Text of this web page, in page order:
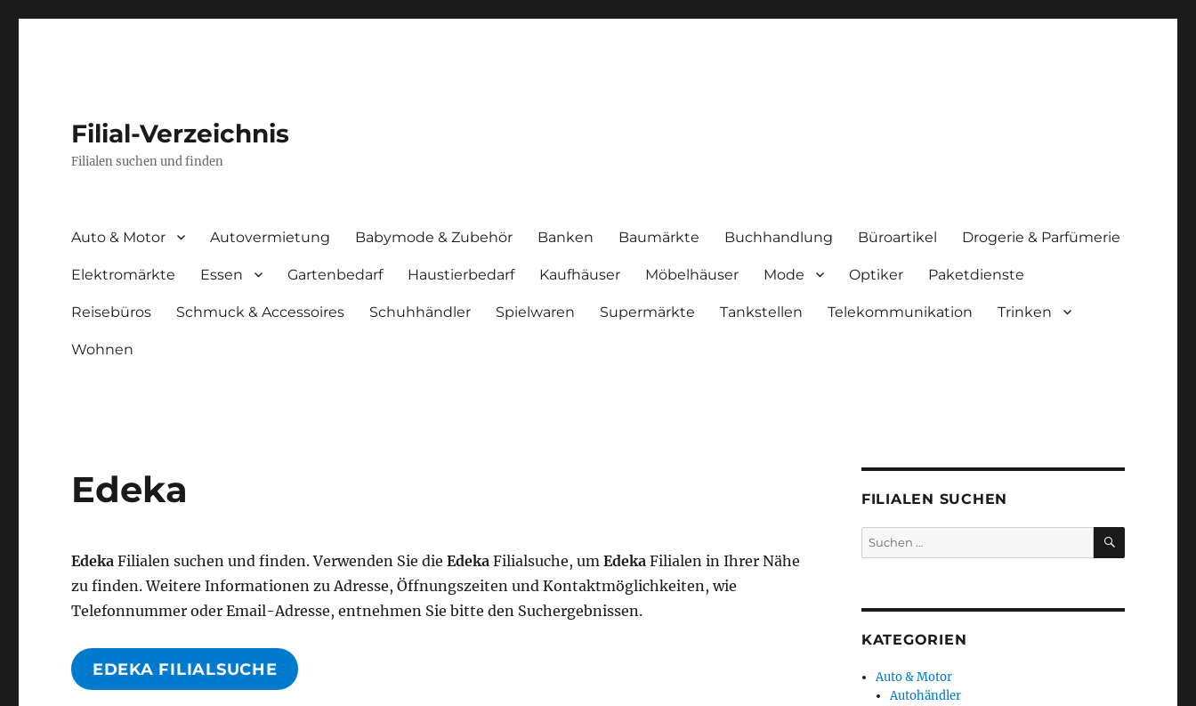
Filial-Verzeichnis
Filialen suchen und finden
Auto & Motor Autovermietung Babymode & Zubehör Banken Baumärkte Buchhandlung Büroartikel Drogerie & Parfümerie
Elektromärkte Essen Gartenbedarf Haustierbedarf Kaufhäuser Möbelhäuser Mode Optiker Paketdienste
Reisebüros Schmuck & Accessoires Schuhhändler Spielwaren Supermärkte Tankstellen Telekommunikation Trinken
Wohnen
Edeka
Edeka Filialen suchen und finden. Verwenden Sie dieEdeka Filialsuche, umEdekaFilialen in Ihrer Nähe
zu finden. Weitere Informationen zu Adresse, Öffnungszeiten und Kontaktmöglichkeiten, wie
Telefonnummer oder Email-Adresse, entnehmen Sie bitte den Suchergebnissen.
EDEKA FILIALSUCHE
FILIALEN SUCHEN
Suchen
nach:
SUCHEN
KATEGORIEN
Auto & Motor
Autohändler